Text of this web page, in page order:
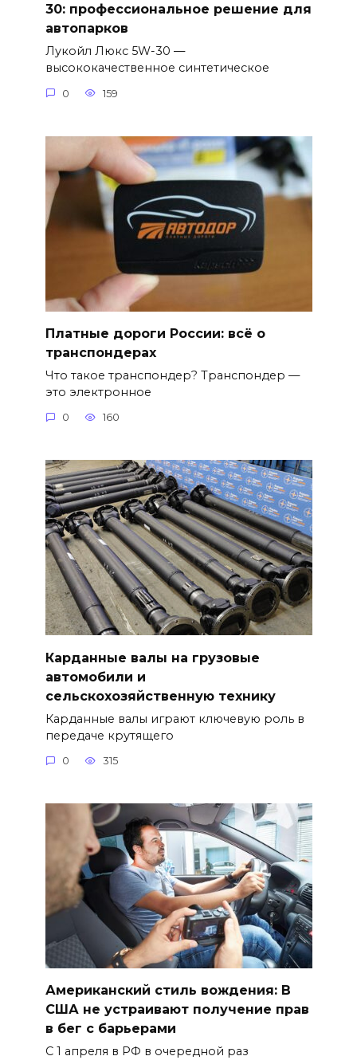
30: профессиональное решение для
автопарков
Лукойл Люкс 5W-30 —
высококачественное синтетическое
0 159
Платные дороги России: всё о
транспондерах
Что такое транспондер? Транспондер —
это электронное
0 160
Карданные валы на грузовые
автомобили и
сельскохозяйственную технику
Карданные валы играют ключевую роль в
передаче крутящего
0 315
Американский стиль вождения: В
США не устраивают получение прав
в бег с барьерами
С 1 апреля в РФ в очередной раз